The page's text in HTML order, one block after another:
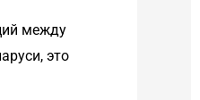
между
это